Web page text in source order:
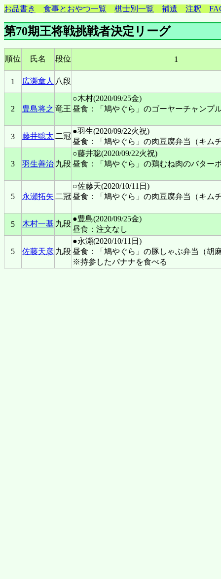
お品書き 食事とおやつ一覧 棋士別一覧 補遺 注釈
第70期王将戦挑戦者決定リーグ
順位 氏名 段位 1
1 広瀬章人 八段
2 豊島将之 竜王
○木村(2020/09/25金)
昼食：「鳩やぐら」のゴーヤーチャンプ
3 藤井聡太 二冠
●羽生(2020/09/22火祝)
昼食：「鳩やぐら」の肉豆腐弁当（キム
3 羽生善治 九段
○藤井聡(2020/09/22火祝)
昼食：「鳩やぐら」の鶏むね肉のバター
5 永瀬拓矢 二冠
○佐藤天(2020/10/11日)
昼食：「鳩やぐら」の肉豆腐弁当（キム
5 木村一基 九段
●豊島(2020/09/25金)
昼食：注文なし
5 佐藤天彦 九段
●永瀬(2020/10/11日)
昼食：「鳩やぐら」の豚しゃぶ弁当（胡
※持参したバナナを食べる